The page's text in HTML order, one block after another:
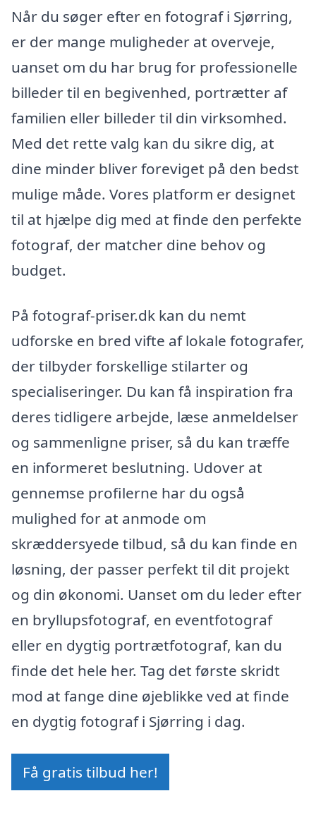
Når du søger efter en fotograf i Sjørring,
er der mange muligheder at overveje,
uanset om du har brug for professionelle
billeder til en begivenhed, portrætter af
familien eller billeder til din virksomhed.
Med det rette valg kan du sikre dig, at
dine minder bliver foreviget på den bedst
mulige måde. Vores platform er designet
til at hjælpe dig med at finde den perfekte
fotograf, der matcher dine behov og
budget.
På fotograf-priser.dk kan du nemt
udforske en bred vifte af lokale fotografer,
der tilbyder forskellige stilarter og
specialiseringer. Du kan få inspiration fra
deres tidligere arbejde, læse anmeldelser
og sammenligne priser, så du kan træffe
en informeret beslutning. Udover at
gennemse profilerne har du også
mulighed for at anmode om
skræddersyede tilbud, så du kan finde en
løsning, der passer perfekt til dit projekt
og din økonomi. Uanset om du leder efter
en bryllupsfotograf, en eventfotograf
eller en dygtig portrætfotograf, kan du
finde det hele her. Tag det første skridt
mod at fange dine øjeblikke ved at finde
en dygtig fotograf i Sjørring i dag.
Få gratis tilbud her!